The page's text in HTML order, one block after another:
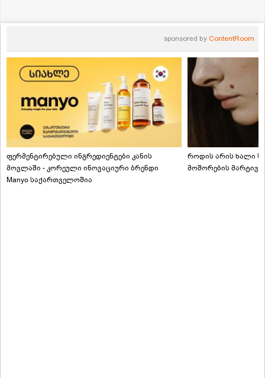
sponsored by ContentRoom
ფერმენტირებული ინგრედიენტები კანის
მოვლაში - კორეული ინოვაციური ბრენდი
Manyo საქართველოშია
როდის არის ხალი
მოშორების